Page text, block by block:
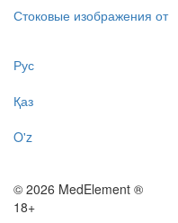
Стоковые изображения от
Рус
Қаз
O'z
© 2026 MedElement ®
18+